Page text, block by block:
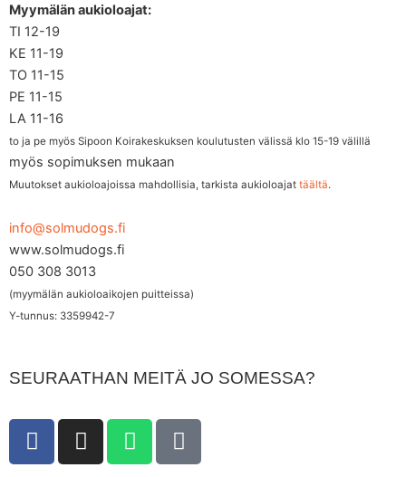
Myymälän aukioloajat:
TI 12-19
KE 11-19
TO 11-15
PE 11-15
LA 11-16
to ja pe myös Sipoon Koirakeskuksen koulutusten välissä klo 15-19 välillä
myös sopimuksen mukaan
Muutokset aukioloajoissa mahdollisia, tarkista aukioloajat täältä.
info@solmudogs.fi
www.solmudogs.fi
050 308 3013
(myymälän aukioloaikojen puitteissa)
Y-tunnus: 3359942-7
SEURAATHAN MEITÄ JO SOMESSA?
F
a
I
n
W
h
T
i